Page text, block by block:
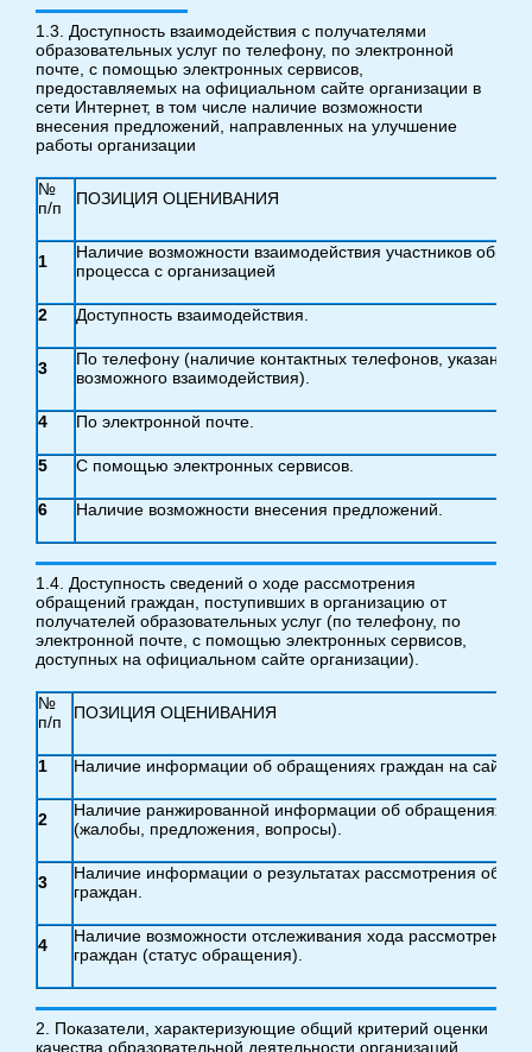
1.3. Доступность взаимодействия с получателями
образовательных услуг по телефону, по электронной
почте, с помощью электронных сервисов,
предоставляемых на официальном сайте организации в
сети Интернет, в том числе наличие возможности
внесения предложений, направленных на улучшение
работы организации
№
п/п
ПОЗИЦИЯ ОЦЕНИВАНИЯ
1
Наличие возможности взаимодействия участников
процесса с организацией
2 Доступность взаимодействия.
3
По телефону (наличие контактных телефонов, указание
возможного взаимодействия).
4 По электронной почте.
5 С помощью электронных сервисов.
6 Наличие возможности внесения предложений.
1.4. Доступность сведений о ходе рассмотрения
обращений граждан, поступивших в организацию от
получателей образовательных услуг (по телефону, по
электронной почте, с помощью электронных сервисов,
доступных на официальном сайте организации).
№
п/п
ПОЗИЦИЯ ОЦЕНИВАНИЯ
1 Наличие информации об обращениях граждан на сайте
2
Наличие ранжированной информации об обращениях
(жалобы, предложения, вопросы).
3
Наличие информации о результатах рассмотрения
граждан.
4
Наличие возможности отслеживания хода рассмотрения
граждан (статус обращения).
2. Показатели, характеризующие общий критерий оценки
качества образовательной деятельности организаций,